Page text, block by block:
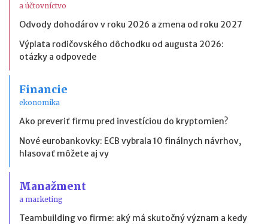
a účtovníctvo
Odvody dohodárov v roku 2026 a zmena od roku 2027
Výplata rodičovského dôchodku od augusta 2026:
otázky a odpovede
Financie
ekonomika
Ako preveriť firmu pred investíciou do kryptomien?
Nové eurobankovky: ECB vybrala 10 finálnych návrhov,
hlasovať môžete aj vy
Manažment
a marketing
Teambuilding vo firme: aký má skutočný význam a kedy